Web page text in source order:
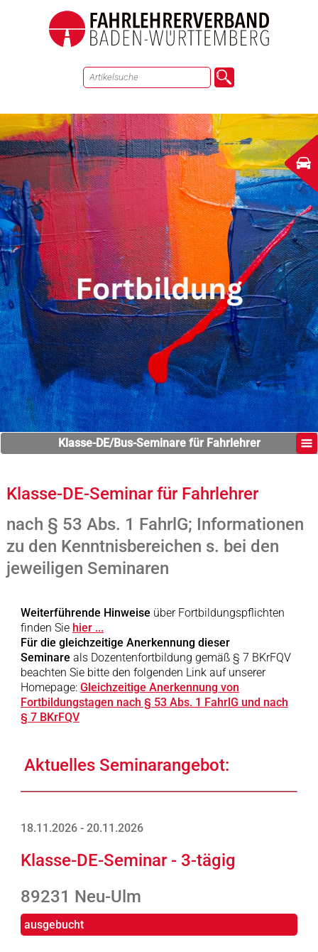
Klasse-DE/Bus-Seminare für Fahrlehrer
Klasse-DE-Seminar für Fahrlehrer
nach § 53 Abs. 1 FahrlG; Informationen
zu den Kenntnisbereichen s. bei den
jeweiligen Seminaren
Weiterführende Hinweise über Fortbildungspflichten
finden Sie hier ...
Für die gleichzeitige Anerkennung dieser
Seminare als Dozentenfortbildung gemäß § 7 BKrFQV
beachten Sie bitte den folgenden Link auf unserer
Homepage: Gleichzeitige Anerkennung von
Fortbildungstagen nach § 53 Abs. 1 FahrlG und nach
§ 7 BKrFQV
Aktuelles Seminarangebot:
18.11.2026 - 20.11.2026
Klasse-DE-Seminar - 3-tägig
89231 Neu-Ulm
ausgebucht